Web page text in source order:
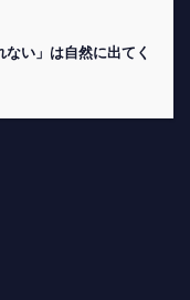
ない」は自然に出てく